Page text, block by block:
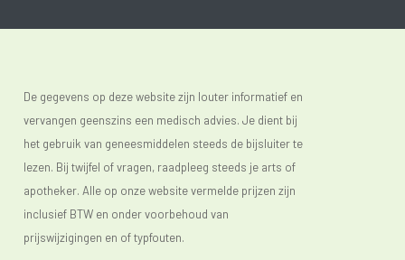
De gegevens op deze website zijn louter informatief en
vervangen geenszins een medisch advies. Je dient bij
het gebruik van geneesmiddelen steeds de bijsluiter te
lezen. Bij twijfel of vragen, raadpleeg steeds je arts of
apotheker. Alle op onze website vermelde prijzen zijn
inclusief BTW en onder voorbehoud van
prijswijzigingen en of typfouten.